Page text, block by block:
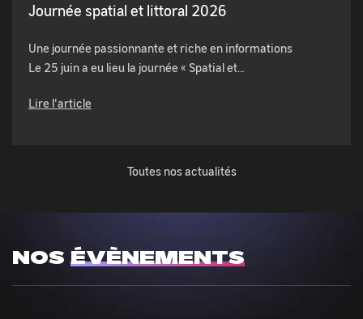
Journée spatial et littoral 2026
Une journée passionnante et riche en informations
Le 25 juin a eu lieu la journée « Spatial et…
Lire l'article
Toutes nos actualités
NOS ÉVÈNEMENTS